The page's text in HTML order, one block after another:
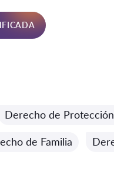
Derecho de
de Familia